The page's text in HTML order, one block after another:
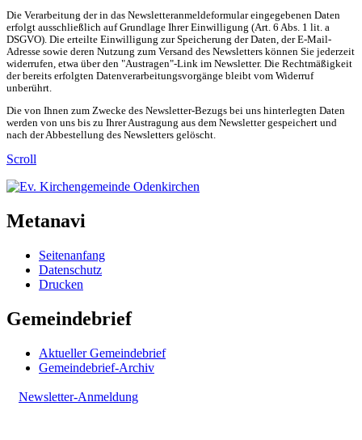
Die Verarbeitung der in das Newsletteranmeldeformular eingegebenen Daten
erfolgt ausschließlich auf Grundlage Ihrer Einwilligung (Art. 6 Abs. 1 lit. a
DSGVO). Die erteilte Einwilligung zur Speicherung der Daten, der E-Mail-
Adresse sowie deren Nutzung zum Versand des Newsletters können Sie jederzeit
widerrufen, etwa über den "Austragen"-Link im Newsletter. Die Rechtmäßigkeit
der bereits erfolgten Datenverarbeitungsvorgänge bleibt vom Widerruf
unberührt.
Die von Ihnen zum Zwecke des Newsletter-Bezugs bei uns hinterlegten Daten
werden von uns bis zu Ihrer Austragung aus dem Newsletter gespeichert und
nach der Abbestellung des Newsletters gelöscht.
Scroll
Metanavi
Seitenanfang
Datenschutz
Drucken
Gemeindebrief
Aktueller Gemeindebrief
Gemeindebrief-Archiv
Newsletter-Anmeldung